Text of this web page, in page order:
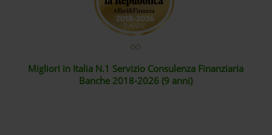
Migliori in Italia N.1 Servizio Consulenza Finanziaria
Banche 2018-2026 (9 anni)